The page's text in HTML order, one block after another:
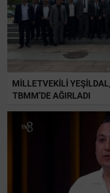
MİLLETVEKİLİ
TBMM’DE AĞIRLADI